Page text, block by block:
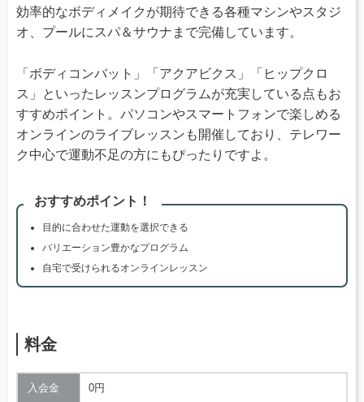
効率的なボディメイクが期待できる各種マシンやスタジ
オ、プールにスパ＆サウナまで完備しています。
「ボディコンバット」「アクアビクス」「ヒップクロ
ス」といったレッスンプログラムが充実している点もお
すすめポイント。パソコンやスマートフォンで楽しめる
オンラインのライブレッスンも開催しており、テレワー
ク中心で運動不足の方にもぴったりですよ。
おすすめポイント！
目的に合わせた運動を選択できる
バリエーション豊かなプログラム
自宅で受けられるオンラインレッスン
料金
入会金 0円